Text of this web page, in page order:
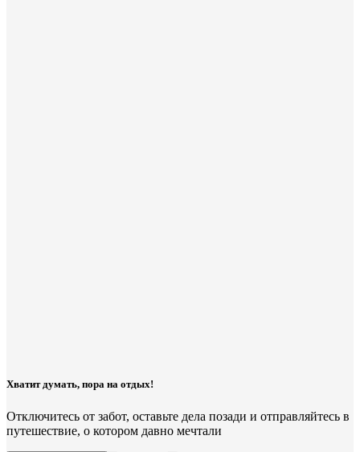
Хватит думать, пора на отдых!
Отключитесь от забот, оставьте дела позади и отправляйтесь в
путешествие, о котором давно мечтали